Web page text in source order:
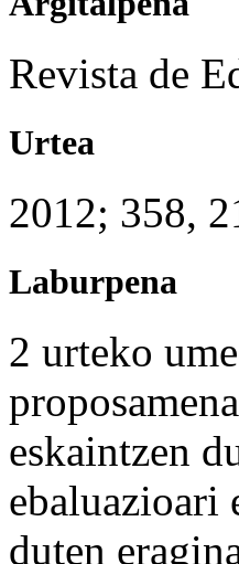
Revista de
Urtea
2012; 358,
Laburpena
2 urteko
eskaintzen
ebaluazioari
duten